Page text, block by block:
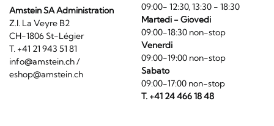
Amstein SA Administration
Z.I. La Veyre B2
CH-1806 St-Légier
T. +41 21 943 51 81
info@amstein.ch/
eshop@amstein.ch
09:00- 12:30, 13:30 - 18:30
Martedi - Giovedi
09:00-18:30 non-stop
Venerdi
09:00-19:00 non-stop
Sabato
09:00-17:00 non-stop
T. +41 24 466 18 48